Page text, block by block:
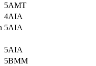
5AMT
4AIA
5AIA
5AIA
5BMM